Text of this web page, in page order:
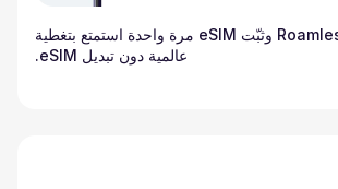
حمّل تطبيق Roamless وثبّت eSIM مرة واحدة استمتع بتغطية
عالمية دون تبديل eSIM.